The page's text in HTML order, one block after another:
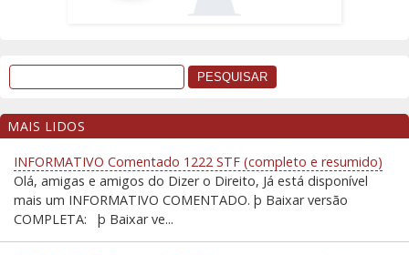
MAIS LIDOS
INFORMATIVO Comentado 1222 STF (completo e resumido)
Olá, amigas e amigos do Dizer o Direito, Já está disponível
mais um INFORMATIVO COMENTADO. þ Baixar versão
COMPLETA: þ Baixar ve...